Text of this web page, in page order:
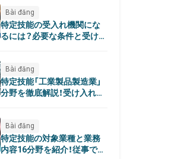
Bài đăng
特定技能の受入れ機関にな
るには？必要な条件と受け入
Bài đăng
特定技能「工業製品製造業」
分野を徹底解説！受け入れ要
Bài đăng
特定技能の対象業種と業務
内容16分野を紹介！従事でき